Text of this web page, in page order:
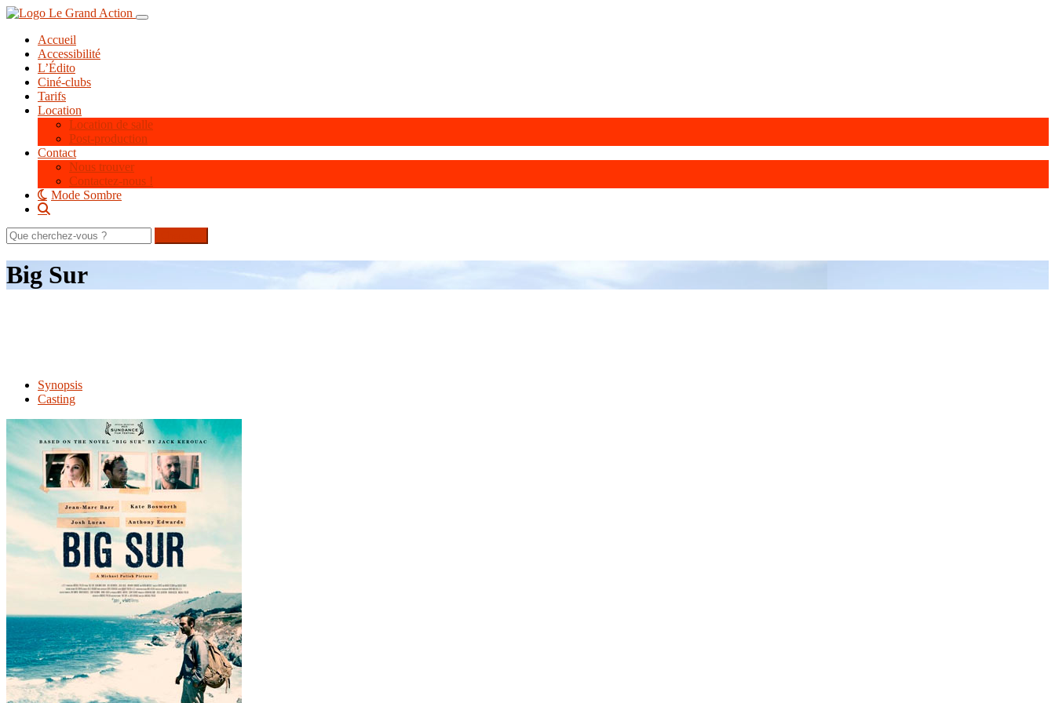
Aller
contenu
principal
Toggle navigation
Accueil
Accessibilité
L’Édito
Ciné-clubs
Tarifs
Location
Location de salle
Post-production
Contact
Nous trouver
Contactez-nous !
Mode Sombre
Rechercher
sur
le
site
Big Sur
Synopsis
Casting